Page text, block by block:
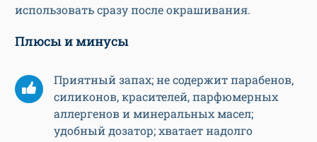
использовать сразу после окрашивания.
Плюсы и минусы
Приятный запах; не содержит парабенов,
силиконов, красителей, парфюмерных
аллергенов и минеральных масел;
удобный дозатор; хватает надолго